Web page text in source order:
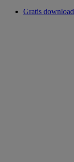
Gratis download